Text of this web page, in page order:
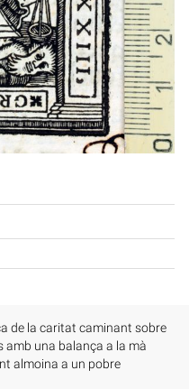
de la caritat caminant sobre
amb una balança a la mà
almoina a un pobre